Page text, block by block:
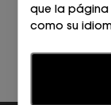
que la
como su